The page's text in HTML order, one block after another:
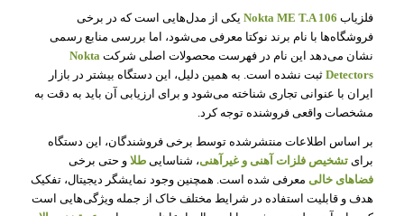
فلزیاب Nokta ME T.A 106یکی از مدل‌هایی است که در برخی
فروشگاه‌ها با نام برند نوکتا معرفی می‌شود، اما بررسی منابع رسمی
نشان می‌دهد این نام در فهرست محصولات اصلی شرکت Nokta
Detectorsثبت نشده است. به همین دلیل، این دستگاه بیشتر در بازار
ایران با عنوانی تجاری شناخته می‌شود و برای ارزیابی آن باید به دقت به
مشخصات واقعی فروشنده توجه کرد.
بر اساس اطلاعات منتشرشده توسط برخی فروشندگان، این دستگاه
برای تشخیص فلزات آهنی و غیرآهنی، شناسایی طلاو حتی برخی
فضاهای خالیمعرفی شده است. همچنین وجود نمایشگر دیجیتال، تفکیک
هدف و قابلیت استفاده در شرایط مختلف خاک از جمله ویژگی‌هایی است